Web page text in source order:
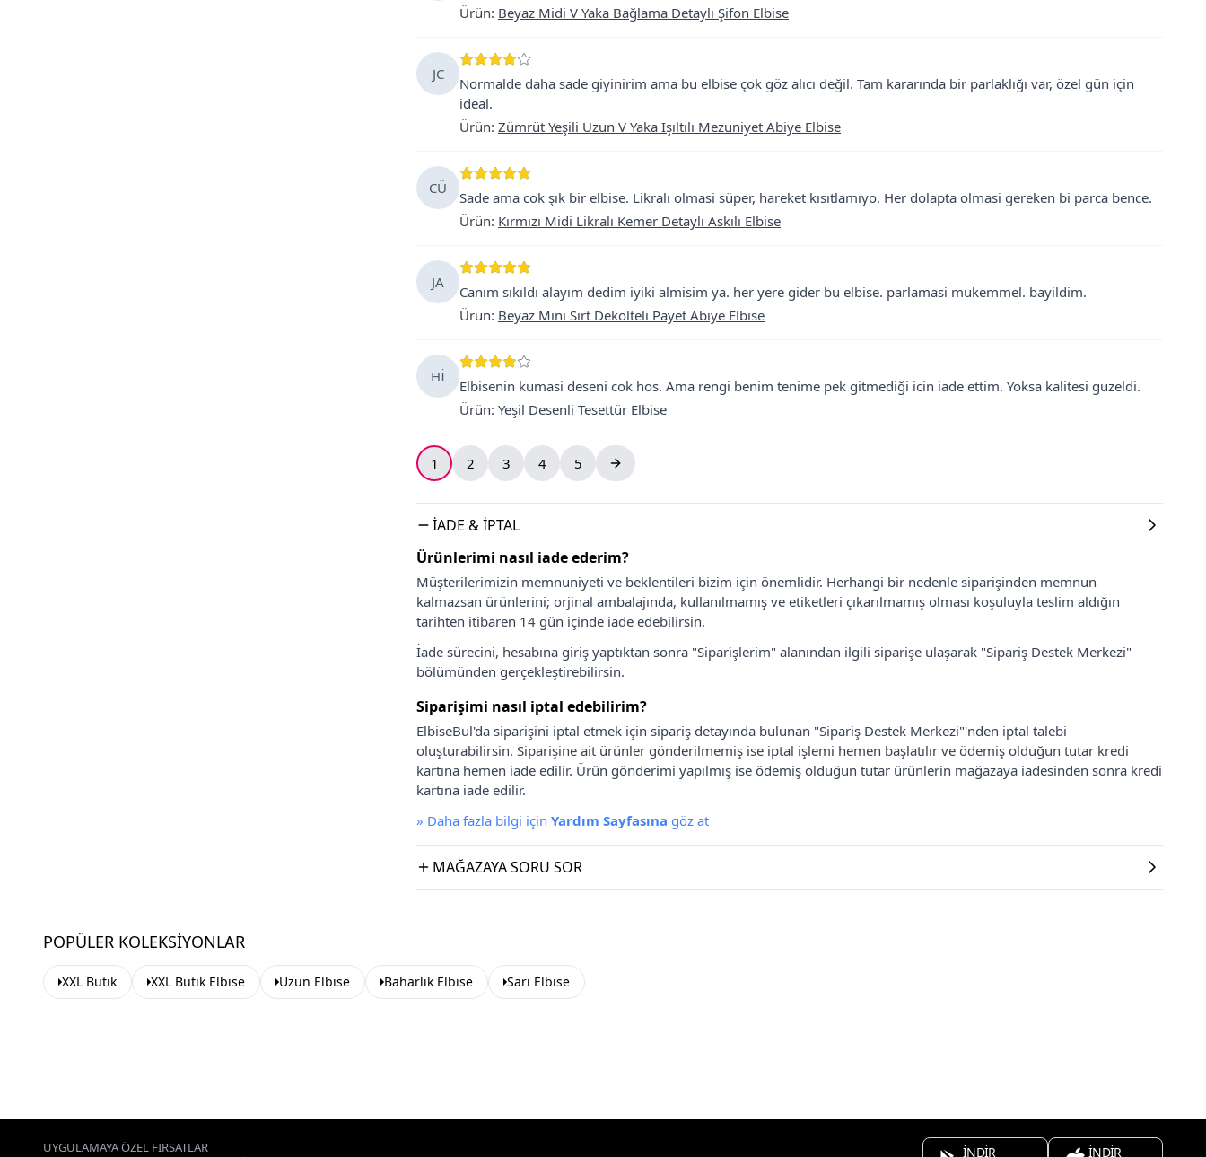
Ürün: Beyaz Midi V Yaka Bağlama Detaylı Şifon Elbise
JC
Normalde daha sade giyinirim ama bu elbise çok göz alıcı değil. Tam kararında bir parlaklığı var, özel gün için
ideal.
Ürün: Zümrüt Yeşili Uzun V Yaka Işıltılı Mezuniyet Abiye Elbise
CÜ
Sade ama cok şık bir elbise. Likralı olmasi süper, hareket kısıtlamıyo. Her dolapta olmasi gereken bi parca bence.
Ürün: Kırmızı Midi Likralı Kemer Detaylı Askılı Elbise
JA
Canım sıkıldı alayım dedim iyiki almisim ya. her yere gider bu elbise. parlamasi mukemmel. bayildim.
Ürün: Beyaz Mini Sırt Dekolteli Payet Abiye Elbise
Hİ
Elbisenin kumasi deseni cok hos. Ama rengi benim tenime pek gitmediği icin iade ettim. Yoksa kalitesi guzeldi.
Ürün: Yeşil Desenli Tesettür Elbise
1 2 3 4 5
İADE & İPTAL
Ürünlerimi nasıl iade ederim?
Müşterilerimizin memnuniyeti ve beklentileri bizim için önemlidir. Herhangi bir nedenle siparişinden memnun
kalmazsan ürünlerini; orjinal ambalajında, kullanılmamış ve etiketleri çıkarılmamış olması koşuluyla teslim aldığın
tarihten itibaren 14 gün içinde iade edebilirsin.
İade sürecini, hesabına giriş yaptıktan sonra "Siparişlerim" alanından ilgili siparişe ulaşarak "Sipariş Destek Merkezi"
bölümünden gerçekleştirebilirsin.
Siparişimi nasıl iptal edebilirim?
ElbiseBul'da siparişini iptal etmek için sipariş detayında bulunan "Sipariş Destek Merkezi"'nden iptal talebi
oluşturabilirsin. Siparişine ait ürünler gönderilmemiş ise iptal işlemi hemen başlatılır ve ödemiş olduğun tutar kredi
kartına hemen iade edilir. Ürün gönderimi yapılmış ise ödemiş olduğun tutar ürünlerin mağazaya iadesinden sonra kredi
kartına iade edilir.
» Daha fazla bilgi için Yardım Sayfasına göz at
MAĞAZAYA SORU SOR
POPÜLER KOLEKSIYONLAR
XXL Butik XXL Butik Elbise Uzun Elbise Baharlık Elbise Sarı Elbise
UYGULAMAYA ÖZEL FIRSATLAR İNDİR İNDİR